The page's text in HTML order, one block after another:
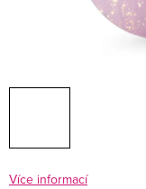
Více informací